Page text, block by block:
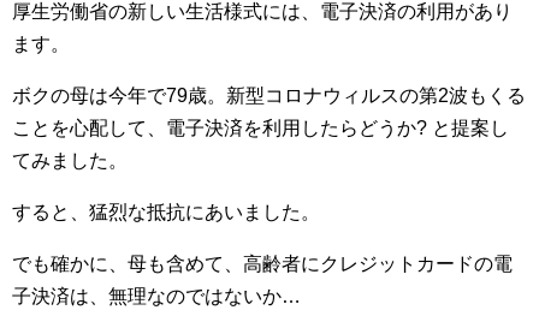
厚生労働省の新しい生活様式には、電子決済の利用があり
ます。
ボクの母は今年で79歳。新型コロナウィルスの第2波もくる
ことを心配して、電子決済を利用したらどうか? と提案し
てみました。
すると、猛烈な抵抗にあいました。
でも確かに、母も含めて、高齢者にクレジットカードの電
子決済は、無理なのではないか…